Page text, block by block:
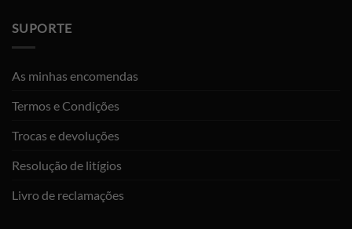
SUPORTE
As minhas encomendas
Termos e Condições
Trocas e devoluções
Resolução de litígios
Livro de reclamações